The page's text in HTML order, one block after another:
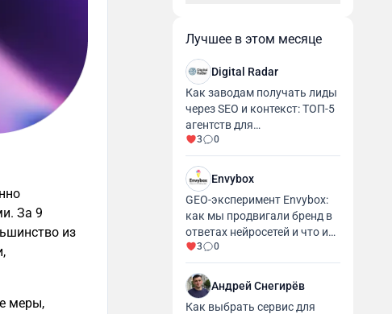
За 9
из
меры,
Лучшее в этом месяце
Digital Radar
Как заводам получать лиды
через SEO и контекст: ТОП-5
агентств для
промышленности и
производства
3 0
Envybox
GEO-эксперимент Envybox:
как мы продвигали бренд в
ответах нейросетей и что из
этого вышло
3 0
Андрей Снегирёв
Как выбрать сервис для